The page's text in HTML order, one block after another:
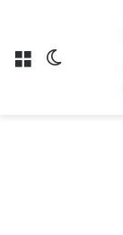
Menu